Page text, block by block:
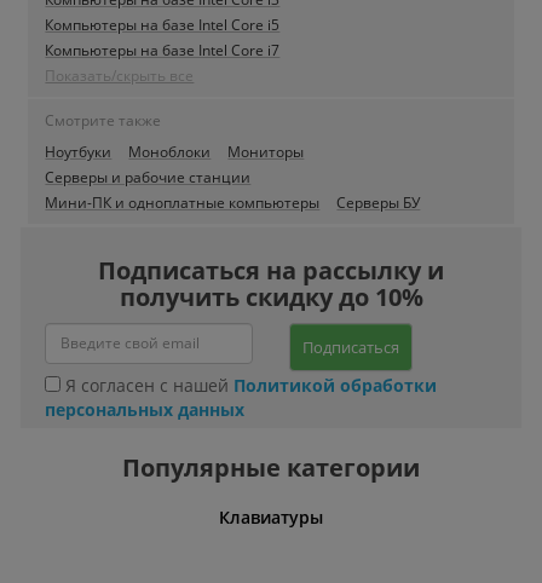
Компьютеры на базе Intel Core i5
Компьютеры на базе Intel Core i7
Показать/скрыть все
Смотрите также
Ноутбуки
Моноблоки
Мониторы
Серверы и рабочие станции
Мини-ПК и одноплатные компьютеры
Серверы БУ
Подписаться на рассылку и
получить скидку до 10%
Подписаться
Я согласен с нашей Политикой обработки
персональных данных
Популярные категории
Клавиатуры